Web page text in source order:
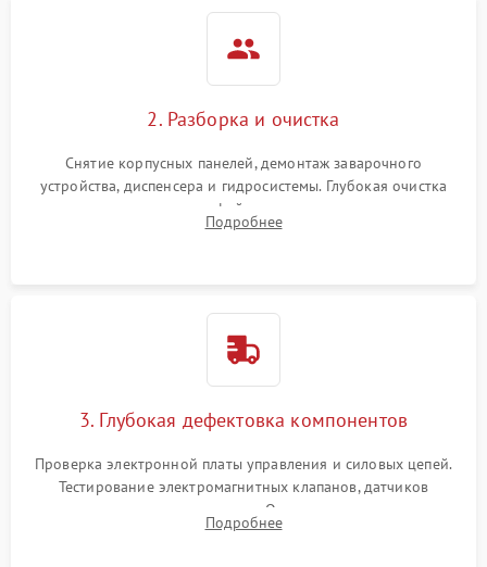
2. Разборка и очистка
Снятие корпусных панелей, демонтаж заварочного
устройства, диспенсера и гидросистемы. Глубокая очистка
внутренних узлов от кофейных масел, жмыха и накипи.
Промывка дренажных каналов и фильтров с использованием
Подробнее
3. Глубокая дефектовка компонентов
Проверка электронной платы управления и силовых цепей.
Тестирование электромагнитных клапанов, датчиков
температуры и расходомера. Оценка степени износа
жерновов кофемолки, уплотнительных колец гидросистемы
Подробнее